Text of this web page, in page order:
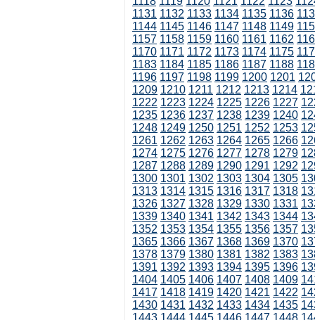
1131 1132 1133 1134 1135 1136
1144 1145 1146 1147 1148 1149
1157 1158 1159 1160 1161 1162
1170 1171 1172 1173 1174 1175
1183 1184 1185 1186 1187 1188
1196 1197 1198 1199 1200 1201
1209 1210 1211 1212 1213 1214
1222 1223 1224 1225 1226 1227
1235 1236 1237 1238 1239 1240
1248 1249 1250 1251 1252 1253
1261 1262 1263 1264 1265 1266
1274 1275 1276 1277 1278 1279
1287 1288 1289 1290 1291 1292
1300 1301 1302 1303 1304 1305
1313 1314 1315 1316 1317 1318
1326 1327 1328 1329 1330 1331
1339 1340 1341 1342 1343 1344
1352 1353 1354 1355 1356 1357
1365 1366 1367 1368 1369 1370
1378 1379 1380 1381 1382 1383
1391 1392 1393 1394 1395 1396
1404 1405 1406 1407 1408 1409
1417 1418 1419 1420 1421 1422
1430 1431 1432 1433 1434 1435
1443 1444 1445 1446 1447 1448